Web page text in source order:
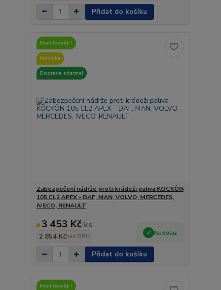
Přidat do košíku
Nyní levněji !
Novinka
Doprava zdarma!
Zabezpečení nádrže proti krádeži paliva KOCKÒN
105 CL2 APEX - DAF, MAN, VOLVO, MERCEDES,
IVECO, RENAULT
3 453 Kč/ks
2 854 Kčbez DPH
Na dotaz
Přidat do košíku
Nyní levněji !